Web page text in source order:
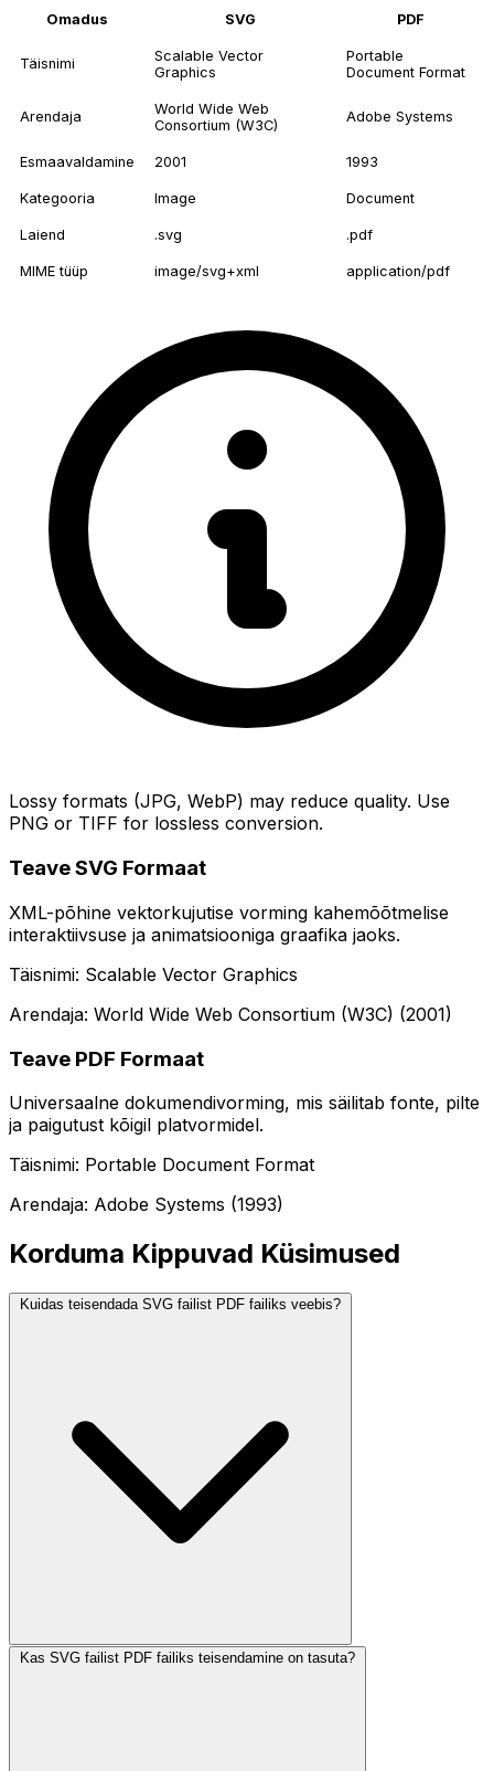
Omadus SVG PDF
Täisnimi
Scalable Vector
Graphics
Portable
Document Format
Arendaja
World Wide Web
Consortium (W3C)
Adobe Systems
Esmaavaldamine 2001 1993
Kategooria Image Document
Laiend .svg .pdf
MIME tüüp image/svg+xml application/pdf
Lossy formats (JPG, WebP) may reduce quality. Use
PNG or TIFF for lossless conversion.
Teave SVG Formaat
XML-põhine vektorkujutise vorming kahemõõtmelise
interaktiivsuse ja animatsiooniga graafika jaoks.
Täisnimi: Scalable Vector Graphics
Arendaja: World Wide Web Consortium (W3C) (2001)
Teave PDF Formaat
Universaalne dokumendivorming, mis säilitab fonte, pilte
ja paigutust kõigil platvormidel.
Täisnimi: Portable Document Format
Arendaja: Adobe Systems (1993)
Korduma Kippuvad Küsimused
Kuidas teisendada SVG failist PDF failiks veebis?
Kas SVG failist PDF failiks teisendamine on tasuta?